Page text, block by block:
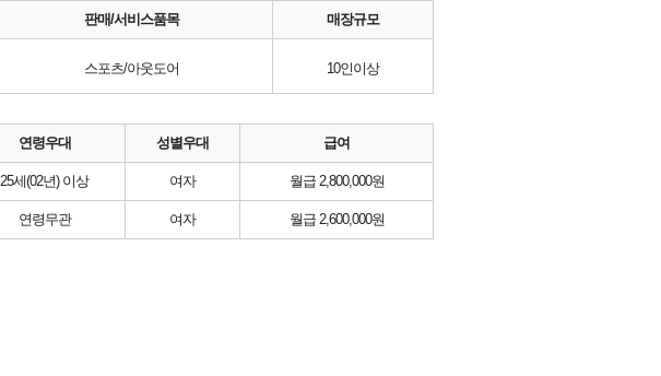
판매/서비스품목 매장규모
스포츠/아웃도어 10인이상
연령우대 성별우대 급여
25세(02년) 이상 여자 월급 2,800,000원
연령무관 여자 월급 2,600,000원